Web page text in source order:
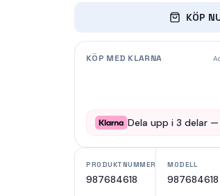
KÖP
KÖP MED KLARNA
Dela upp i3 delar
PRODUKTNUMMER
987684618
MODELL
987684618